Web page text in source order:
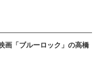
画「ブルーロック」の高橋